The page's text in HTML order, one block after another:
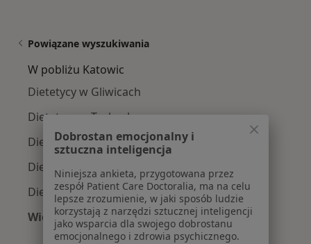
Powiązane wyszukiwania
W pobliżu Katowic
Dietetycy w Gliwicach
Dietetycy w Tychach
Dietetycy w Bielsku-Białej
Dietetycy w Chorzowie
Dietetycy w Dąbrowie Górniczej
Więcej (14)
Więcej w kategorii: W pobliżu Katowic
Dobrostan emocjonalny i
sztuczna inteligencja
Niniejsza ankieta, przygotowana przez
zespół Patient Care Doctoralia, ma na celu
lepsze zrozumienie, w jaki sposób ludzie
korzystają z narzędzi sztucznej inteligencji
jako wsparcia dla swojego dobrostanu
emocjonalnego i zdrowia psychicznego.